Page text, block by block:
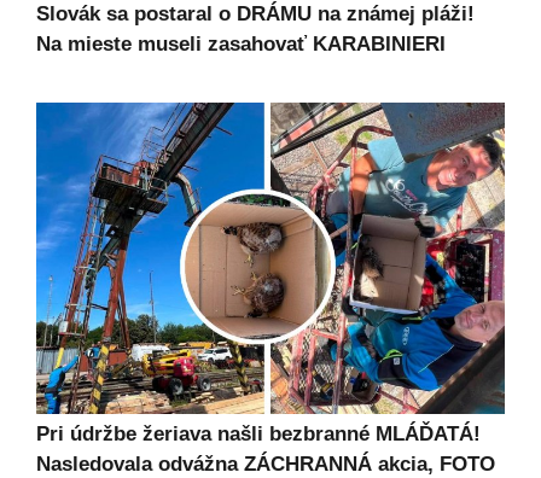
Slovák sa postaral o DRÁMU na známej pláži!
Na mieste museli zasahovať KARABINIERI
Pri údržbe žeriava našli bezbranné MLÁĎATÁ!
Nasledovala odvážna ZÁCHRANNÁ akcia, FOTO